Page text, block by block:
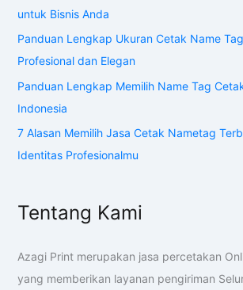
untuk Bisnis Anda
Panduan Lengkap Ukuran Cetak Name
Profesional dan Elegan
Panduan Lengkap Memilih Name Tag
Indonesia
7 Alasan Memilih Jasa Cetak Nametag
Identitas Profesionalmu
Tentang Kami
Azagi Print merupakan jasa percetakan
yang memberikan layanan pengiriman